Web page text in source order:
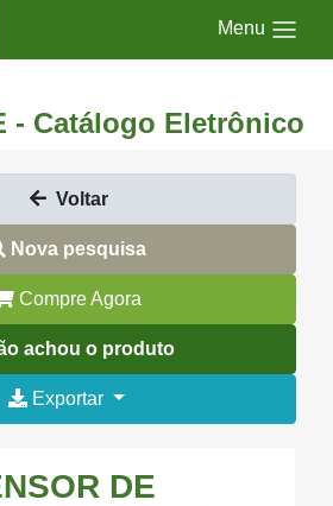
Menu
- Catálogo Eletrônico
Voltar
Nova pesquisa
Compre Agora
achou o produto
Exportar
DE